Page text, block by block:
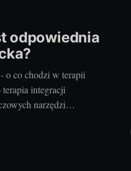
odpowiednia
o co chodzi w terapii
integracji
narzędzi
się na pomocy
nad swoim ciałem